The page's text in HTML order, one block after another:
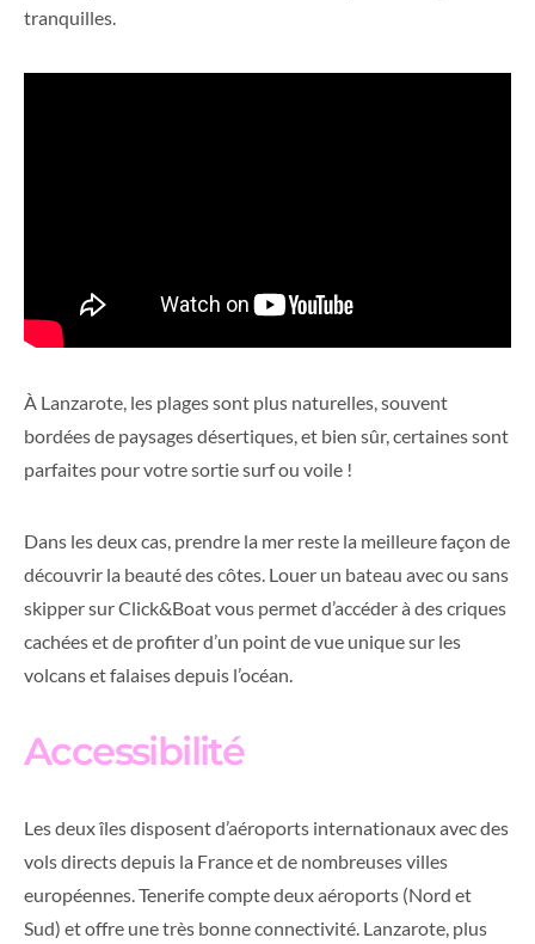
tranquilles.
À Lanzarote, les plages sont plus naturelles, souvent
bordées de paysages désertiques, et bien sûr, certaines sont
parfaites pour votre sortie surf ou voile !
Dans les deux cas, prendre la mer reste la meilleure façon de
découvrir la beauté des côtes. Louer un bateau avec ou sans
skipper sur Click&Boat vous permet d’accéder à des criques
cachées et de profiter d’un point de vue unique sur les
volcans et falaises depuis l’océan.
Accessibilité
Les deux îles disposent d’aéroports internationaux avec des
vols directs depuis la France et de nombreuses villes
européennes. Tenerife compte deux aéroports (Nord et
Sud) et offre une très bonne connectivité. Lanzarote, plus